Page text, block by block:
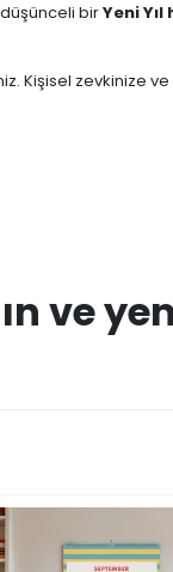
birYeni
Kişisel zevkinize
ve